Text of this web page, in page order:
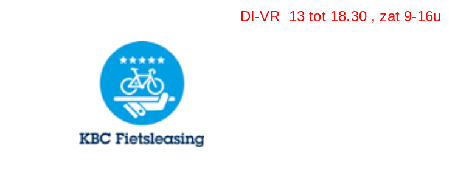
DI-VR 13 tot 18.30 , zat 9-16u